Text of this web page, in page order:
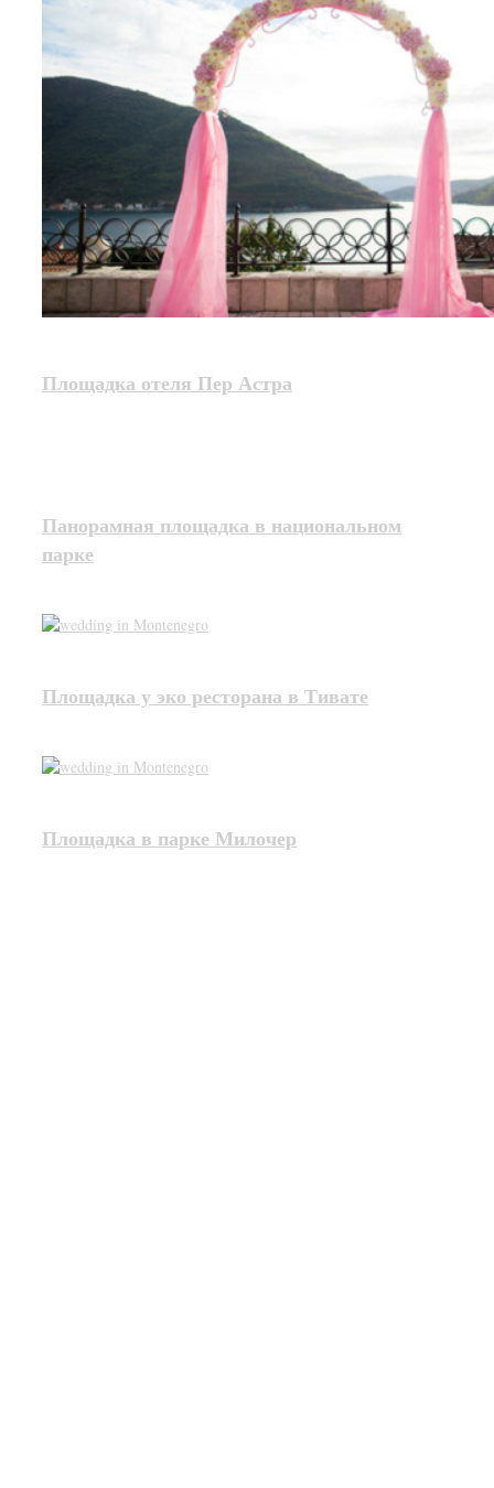
Площадка отеля Пер Астра
Панорамная площадка в национальном
парке
Площадка у эко ресторана в Тивате
Площадка в парке Милочер